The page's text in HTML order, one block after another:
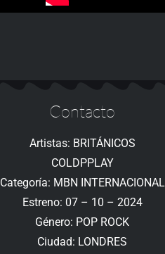
Contacto
Artistas: BRITÁNICOS
COLDPPLAY
Categoría: MBN INTERNACIONAL
Estreno: 07 – 10 – 2024
Género: POP ROCK
Ciudad: LONDRES